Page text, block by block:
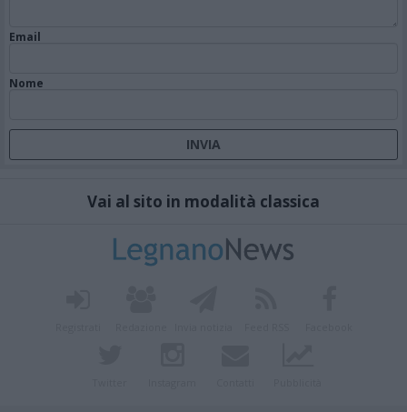
Email
Nome
Vai al sito in modalità classica